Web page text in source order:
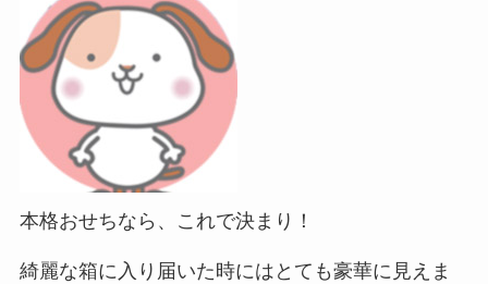
本格おせちなら、これで決まり！
綺麗な箱に入り届いた時にはとても豪華に見えま